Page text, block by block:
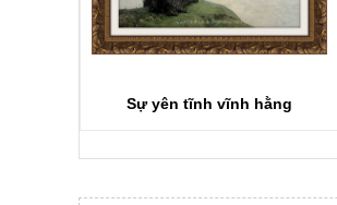
Sự yên tĩnh vĩnh hằng